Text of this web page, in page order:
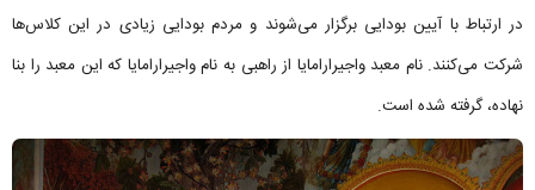
در ارتباط با آیین بودایی برگزار می‌شوند و مردم بودایی زیادی در این کلاس‌ها
شرکت می‌کنند. نام معبد واجیرارامایا از راهبی به نام واجیرارامایا که این معبد را بنا
نهاده، گرفته شده است.